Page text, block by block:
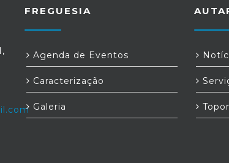
FREGUESIA
Agenda de Eventos
Caracterização
Galeria